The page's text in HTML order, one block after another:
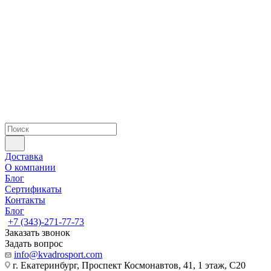
Доставка
О компании
Блог
Сертификаты
Контакты
Блог
+7 (343)-271-77-73
Заказать звонок
Задать вопрос
info@kvadrosport.com
г. Екатеринбург, Проспект Космонавтов, 41, 1 этаж, С20